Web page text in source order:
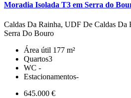
Moradia Isolada T3 em Serra do
Caldas Da Rainha, UDF De Caldas Da
Serra Do Bouro
Área útil 177 m²
Quartos3
WC -
Estacionamentos-
645.000 €